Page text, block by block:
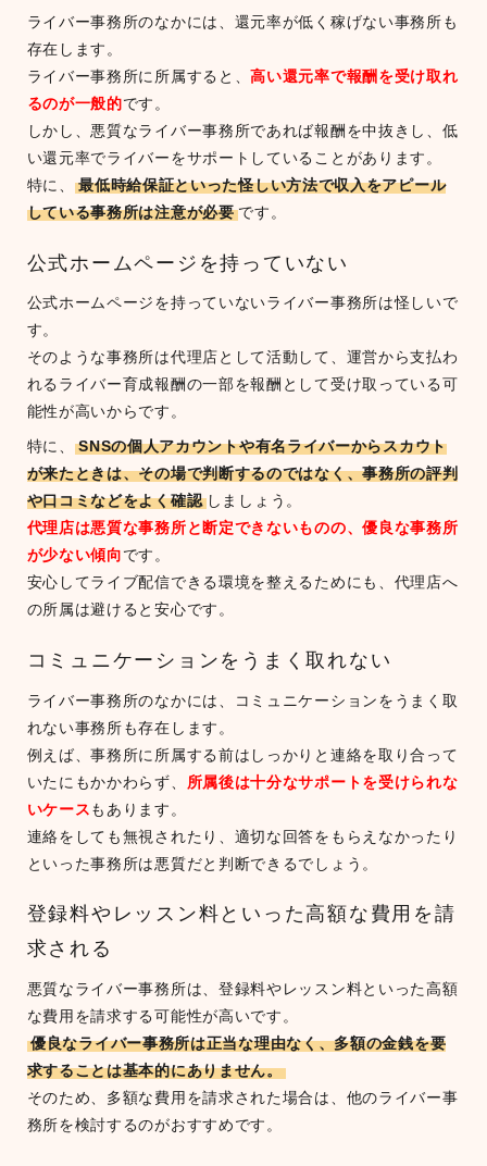
ライバー事務所のなかには、還元率が低く稼げない事務所も
存在します。
ライバー事務所に所属すると、高い還元率で報酬を受け取れ
るのが一般的です。
しかし、悪質なライバー事務所であれば報酬を中抜きし、低
い還元率でライバーをサポートしていることがあります。
特に、
最低時給保証といった怪しい方法で収入をアピール
している事務所は注意が必要 です。
公式ホームページを持っていない
公式ホームページを持っていないライバー事務所は怪しいで
す。
そのような事務所は代理店として活動して、運営から支払わ
れるライバー育成報酬の一部を報酬として受け取っている可
能性が高いからです。
特に、
SNSの個人アカウントや有名ライバーからスカウト
が来たときは、その場で判断するのではなく、事務所の評判
や口コミなどをよく確認 しましょう。
代理店は悪質な事務所と断定できないものの、優良な事務所
が少ない傾向です。
安心してライブ配信できる環境を整えるためにも、代理店へ
の所属は避けると安心です。
コミュニケーションをうまく取れない
ライバー事務所のなかには、コミュニケーションをうまく取
れない事務所も存在します。
例えば、事務所に所属する前はしっかりと連絡を取り合って
いたにもかかわらず、 所属後は十分なサポートを受けられな
いケースもあります。
連絡をしても無視されたり、適切な回答をもらえなかったり
といった事務所は悪質だと判断できるでしょう。
登録料やレッスン料といった高額な費用を請
求される
悪質なライバー事務所は、登録料やレッスン料といった高額
な費用を請求する可能性が高いです。
優良なライバー事務所は正当な理由なく、多額の金銭を要
求することは基本的にありません。
そのため、多額な費用を請求された場合は、他のライバー事
務所を検討するのがおすすめです。